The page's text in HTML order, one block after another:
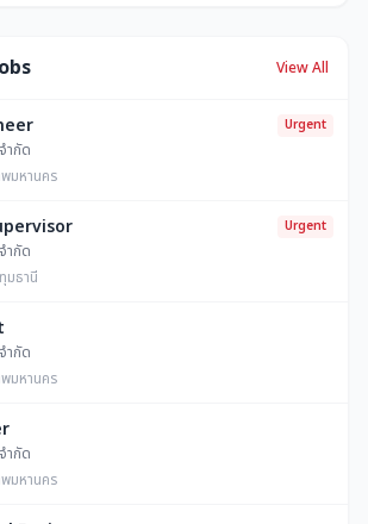
View All
ำกัด
Urgent
พมหานคร
ำกัด
Urgent
มธานี
ำกัด
พมหานคร
ำกัด
พมหานคร